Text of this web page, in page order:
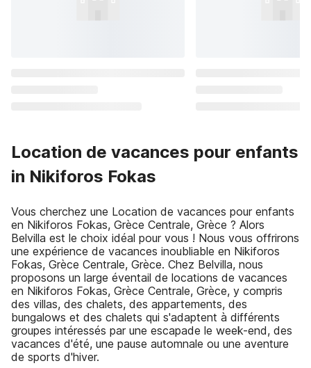
Location de vacances pour enfants
in Nikiforos Fokas
Vous cherchez une Location de vacances pour enfants
en Nikiforos Fokas, Grèce Centrale, Grèce ? Alors
Belvilla est le choix idéal pour vous ! Nous vous offrirons
une expérience de vacances inoubliable en Nikiforos
Fokas, Grèce Centrale, Grèce. Chez Belvilla, nous
proposons un large éventail de locations de vacances
en Nikiforos Fokas, Grèce Centrale, Grèce, y compris
des villas, des chalets, des appartements, des
bungalows et des chalets qui s'adaptent à différents
groupes intéressés par une escapade le week-end, des
vacances d'été, une pause automnale ou une aventure
de sports d'hiver.